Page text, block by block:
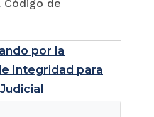
Código de
por la
Integridad para